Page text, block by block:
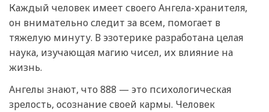
Каждый человек имеет своего Ангела-хранителя,
он внимательно следит за всем, помогает в
тяжелую минуту. В эзотерике разработана целая
наука, изучающая магию чисел, их влияние на
жизнь.
Ангелы знают, что 888 — это психологическая
зрелость, осознание своей кармы. Человек